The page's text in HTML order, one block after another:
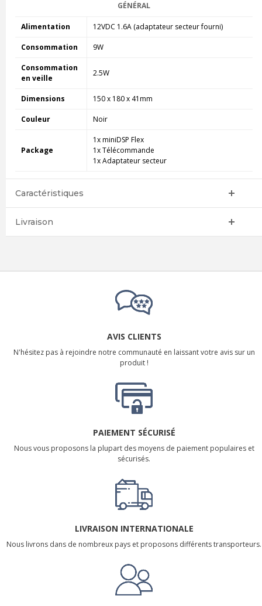
GÉNÉRAL
Alimentation 12VDC 1.6A (adaptateur secteur fourni)
Consommation 9W
Consommation
en veille
2.5W
Dimensions 150 x 180 x 41mm
Couleur Noir
Package
1x miniDSP Flex
1x Télécommande
1x Adaptateur secteur
Caractéristiques
Livraison
AVIS CLIENTS
N'hésitez pas à rejoindre notre communauté en laissant votre avis sur un
produit !
PAIEMENT SÉCURISÉ
Nous vous proposons la plupart des moyens de paiement populaires et
sécurisés.
LIVRAISON INTERNATIONALE
Nous livrons dans de nombreux pays et proposons différents transporteurs.